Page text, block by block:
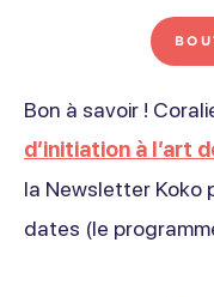
Bon à savoir !
d’initiation à l’art
la Newsletter Koko
dates (le